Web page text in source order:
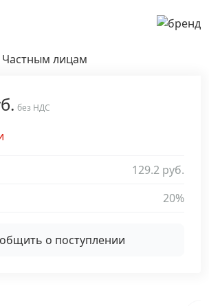
Частным лицам
без НДС
129.2 руб.
20%
о поступлении